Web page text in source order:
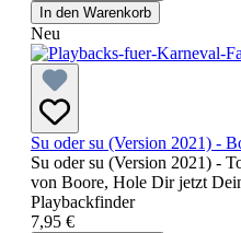
In den Warenkorb
Neu
Su oder su (Version 2021) -
Su oder su (Version 2021) -
von Boore, Hole Dir jetzt
Playbackfinder
7,95 €